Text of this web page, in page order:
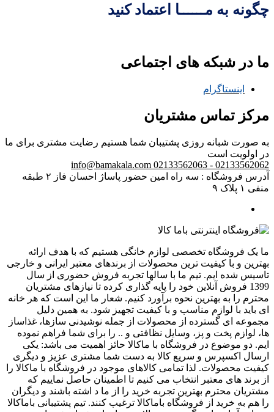
چگونه به مــــــا اعتماد کنید
ما در شبکه های اجتماعی
اینستاگرام
مرکز تماس مشتریان
به صورت شبانه روزی پشتیبان شما هستیم رضایت مشتری برای ما
در اولویت است
02133562062 - 02133562063
info@bamakala.com
آدرس فروشگاه : سه راه امین حضور پاساژ احسان فاز ۲ طبقه
منفی ۱ پلاک ۹
ما یک فروشگاه تخصصی لوازم خانگی هستیم که با هدف ارائه
بهترین و با کیفیت ترین محصولات از برندهای معتبر ایرانی و خارجی
تاسیس شده ایم. تیم ما با سالها تجربه فروش حضوری از سال
1399 فروش آنلاین خود را پایه گذاری کرده تا نیازهای مشتریان
محترم را به بهترین نحوه برآورد کنیم. شعار ما این است که هر خانه
ای باید با لوازم مناسب و با کیفیت تجهیز شود. به همین دلیل
مجموعه ای گسترده از محصولات از جمله نوشیدنی سازها، غذاساز
ها، لوازم پخت و پز، وسایل نظافتی و .. را برای شما فراهم نموده
ایم. دو موضوع در فروشگاه با ماکالا حائز اهمیت می باشد: یکی
ارسال اکسپرس و سریع کالا به دست شما مشتری عزیز و دیگری
کیفیت محصولات. لذا تمامی کالاهای موجود در فروشگاه با ماکالا را
از برند های معتبر انتخاب می کنیم تا اطمینان حاصل نماییم که
مشتریان محترم بهترین تجربه خرید را از ما د اشته باشند و دیگران
را هم به خرید از فروشگاه باماکالا ترغیب کنند. تیم پشتیبانی باماکالا